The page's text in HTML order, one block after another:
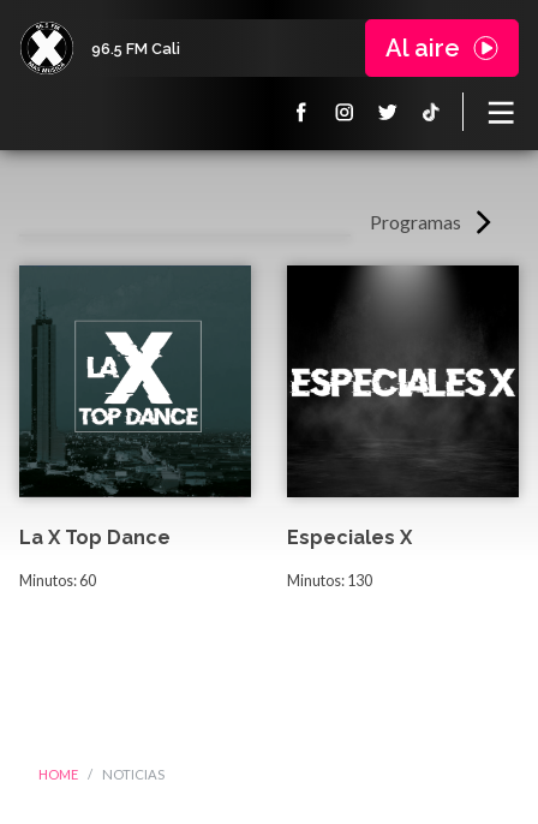
96.5 FM Cali Al aire
Programas
La X Top Dance
Minutos: 60
Especiales X
Minutos: 130
HOME NOTICIAS